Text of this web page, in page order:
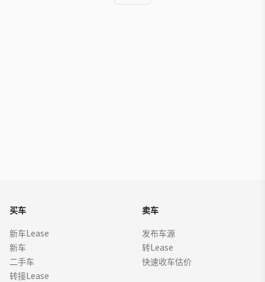
买车
新车Lease
新车
二手车
转接Lease
卖车
发布车源
转Lease
快速收车估价